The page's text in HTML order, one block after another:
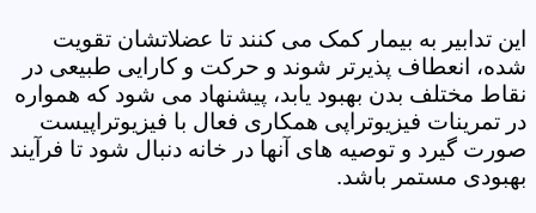
این تدابیر به بیمار کمک می کنند تا عضلاتشان تقویت
شده، انعطاف پذیرتر شوند و حرکت و کارایی طبیعی در
نقاط مختلف بدن بهبود یابد، پیشنهاد می شود که همواره
در تمرینات فیزیوتراپی همکاری فعال با فیزیوتراپیست
صورت گیرد و توصیه های آنها در خانه دنبال شود تا فرآیند
بهبودی مستمر باشد.